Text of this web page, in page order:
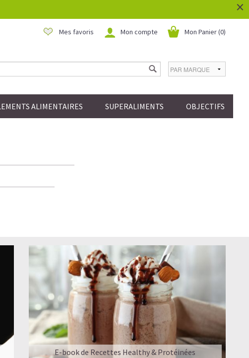
×
Mon Panier (0)
Mon compte
Mes favoris
ALIMENTAIRES SUPERALIMENTS OBJECTIFS
E-book de Recettes Healthy & Protéinées